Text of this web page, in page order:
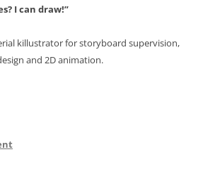
I can draw!”
killustrator for storyboard supervision,
and 2D animation.